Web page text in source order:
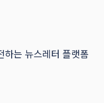
는 뉴스레터 플랫폼